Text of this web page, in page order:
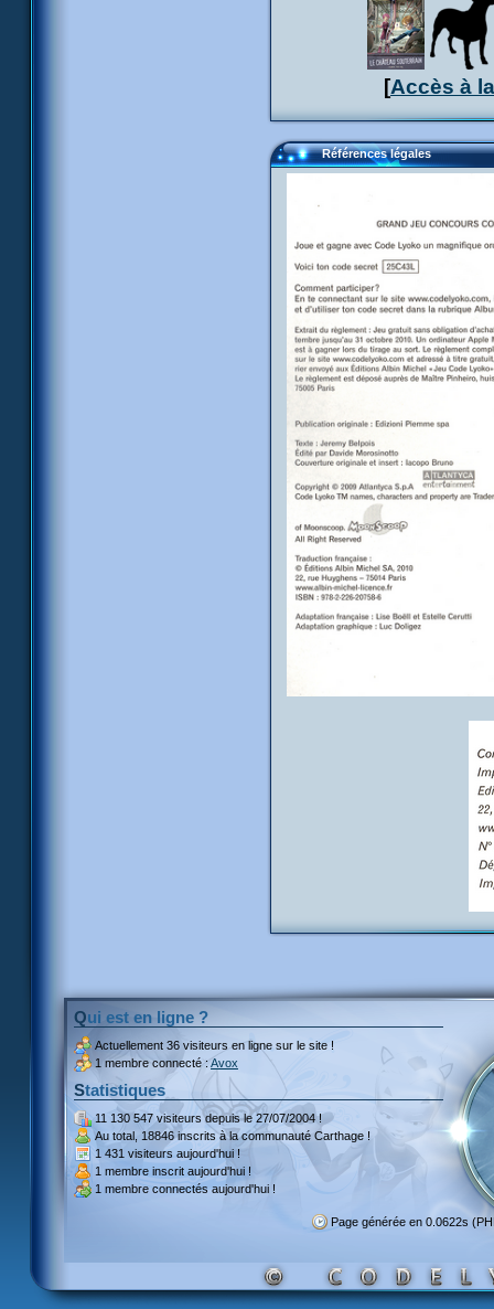
[Accès à
Références légales
Qui est en ligne ?
Actuellement 36 visiteurs en ligne sur le site !
1 membre connecté :Avox
Statistiques
11 130 547 visiteursdepuis le 27/07/2004 !
Au total, 18846 inscritsà la communauté Carthage !
1 431 visiteurs aujourd'hui !
1 membre inscrit aujourd'hui !
1 membre connectés aujourd'hui !
Page générée en 0.0622s